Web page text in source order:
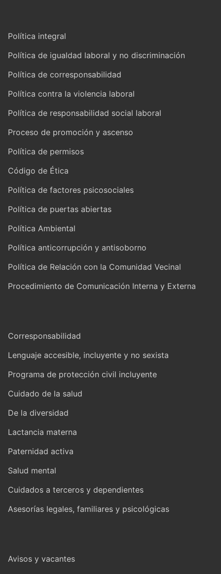
Política integral
Política de igualdad laboral y no discriminación
Política de corresponsabilidad
Política contra la violencia laboral
Política de responsabilidad social laboral
Proceso de promoción y ascenso
Política de permisos
Código de Ética
Política de factores psicosociales
Política de puertas abiertas
Política Ambiental
Política anticorrupción y antisoborno
Política de Relación con la Comunidad Vecinal
Procedimiento de Comunicación Interna y Externa
Corresponsabilidad
Lenguaje accesible, incluyente y no sexista
Programa de protección civil incluyente
Cuidado de la salud
De la diversidad
Lactancia materna
Paternidad activa
Salud mental
Cuidados a terceros y dependientes
Asesorías legales, familiares y psicológicas
Avisos y vacantes